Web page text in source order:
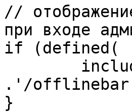
//
при входе
if (defined(
.'/
}